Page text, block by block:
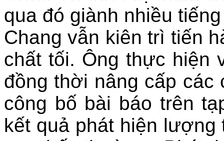
qua đó giành nhiều
Chang vẫn kiên trì tiến
chất tối. Ông thực hiện
đồng thời nâng cấp các
công bố bài báo trên
kết quả phát hiện